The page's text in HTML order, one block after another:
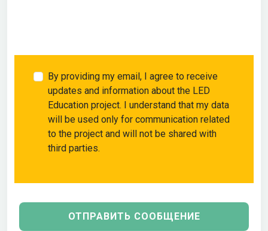
By providing my email, I agree to receive
updates and information about the LED
Education project. I understand that my data
will be used only for communication related
to the project and will not be shared with
third parties.
ОТПРАВИТЬ СООБЩЕНИЕ